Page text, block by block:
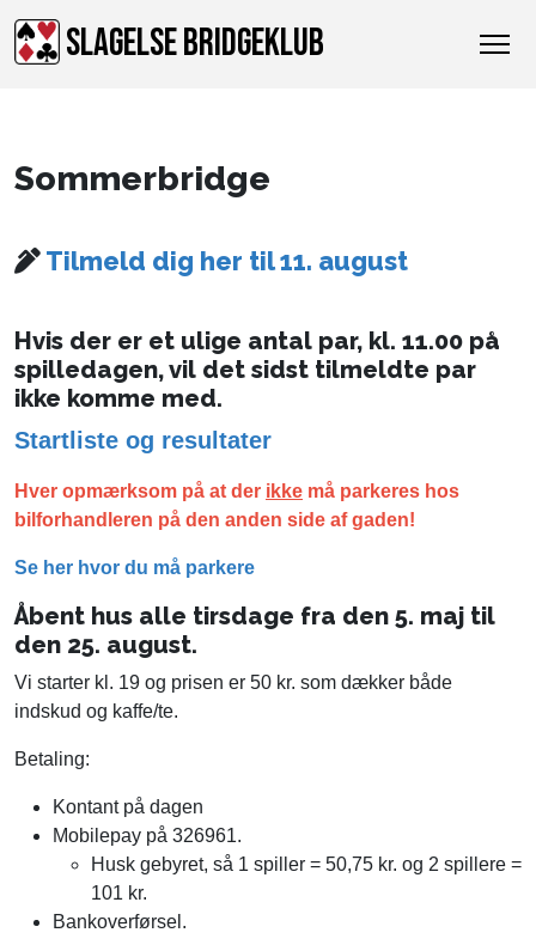
SLAGELSE BRIDGEKLUB
Sommerbridge
Tilmeld dig her til 11. august
Hvis der er et ulige antal par, kl. 11.00 på
spilledagen, vil det sidst tilmeldte par
ikke komme med.
Startliste og resultater
Hver opmærksom på at der ikke må parkeres hos
bilforhandleren på den anden side af gaden!
Se her hvor du må parkere
Åbent hus alle tirsdage fra den 5. maj til
den 25. august.
Vi starter kl. 19 og prisen er 50 kr. som dækker både
indskud og kaffe/te.
Betaling:
Kontant på dagen
Mobilepay på 326961.
Husk gebyret, så 1 spiller = 50,75 kr. og 2 spillere =
101 kr.
Bankoverførsel.